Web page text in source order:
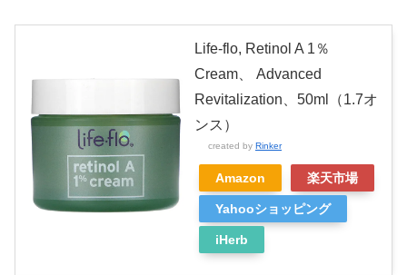
Life-flo, Retinol A 1％
Cream、 Advanced
Revitalization、50ml（1.7オ
ンス）
created by Rinker
Amazon 楽天市場
Yahooショッピング
iHerb